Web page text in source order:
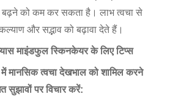
को कम कर सकता है। लाभ त्वचा से
और सद्भाव को बढ़ावा देते हैं।
माइंडफुल स्किनकेयर के लिए टिप्स
मानसिक त्वचा देखभाल को शामिल करने
सुझावों पर विचार करें: